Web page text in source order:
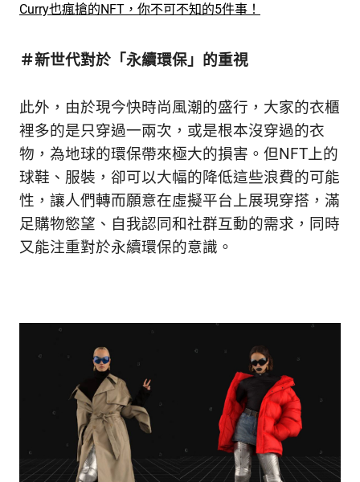
Curry也瘋搶的NFT，你不可不知的5件事！
＃新世代對於「永續環保」的重視
此外，由於現今快時尚風潮的盛行，大家的衣櫃
裡多的是只穿過一兩次，或是根本沒穿過的衣
物，為地球的環保帶來極大的損害。但NFT上的
球鞋、服裝，卻可以大幅的降低這些浪費的可能
性，讓人們轉而願意在虛擬平台上展現穿搭，滿
足購物慾望、自我認同和社群互動的需求，同時
又能注重對於永續環保的意識。